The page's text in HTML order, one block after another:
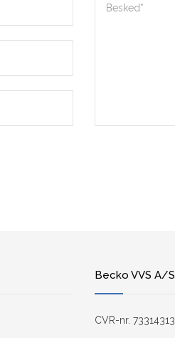
Becko VVS A/S
CVR-nr. 73314313